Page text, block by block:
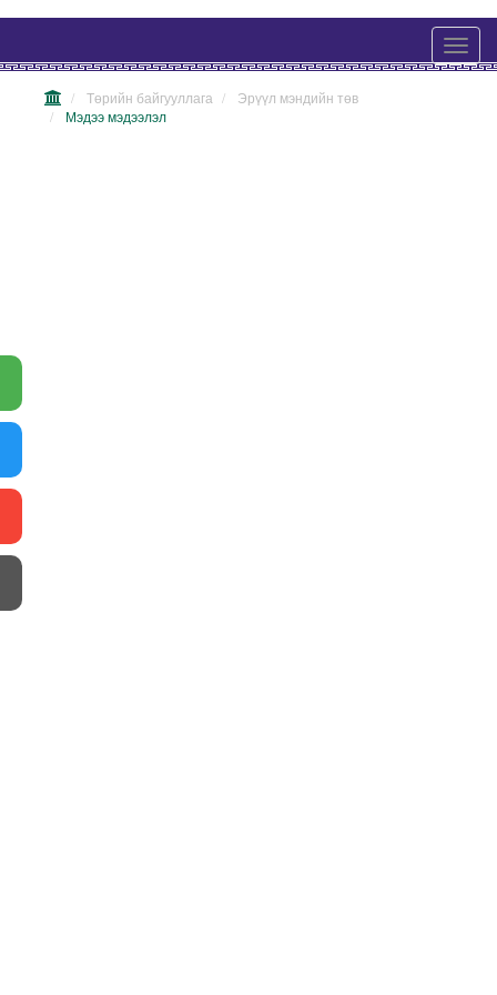
Төрийн байгууллага
Эрүүл мэндийн төв
Мэдээ мэдээлэл